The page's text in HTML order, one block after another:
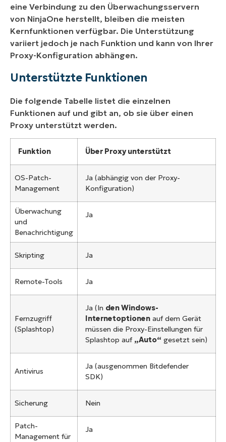
eine Verbindung zu den Überwachungsservern
von NinjaOne herstellt, bleiben die meisten
Kernfunktionen verfügbar. Die Unterstützung
variiert jedoch je nach Funktion und kann von Ihrer
Proxy-Konfiguration abhängen.
Unterstützte Funktionen
Die folgende Tabelle listet die einzelnen
Funktionen auf und gibt an, ob sie über einen
Proxy unterstützt werden.
Funktion Über Proxy unterstützt
OS-Patch-
Management
Ja (abhängig von der Proxy-
Konfiguration)
Überwachung
und
Benachrichtigung
Ja
Skripting Ja
Remote-Tools Ja
Fernzugriff
(Splashtop)
Ja (In den Windows-
Internetoptionen auf dem Gerät
müssen die Proxy-Einstellungen für
Splashtop auf „Auto“ gesetzt sein)
Antivirus
Ja (ausgenommen Bitdefender
SDK)
Sicherung Nein
Patch-
Management für
Ja